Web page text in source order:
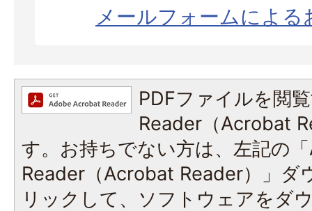
メールフォームによる
PDFファイルを閲
Reader（Acrobat
す。お持ちでない方は、左記の
Reader（Acrobat Reader）」ダ
リックして、ソフトウェアをダ